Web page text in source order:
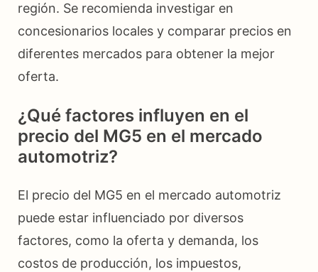
región. Se recomienda investigar en
concesionarios locales y comparar precios en
diferentes mercados para obtener la mejor
oferta.
¿Qué factores influyen en el
precio del MG5 en el mercado
automotriz?
El precio del MG5 en el mercado automotriz
puede estar influenciado por diversos
factores, como la oferta y demanda, los
costos de producción, los impuestos,